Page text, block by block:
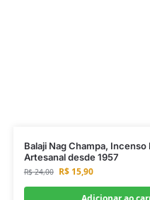
Balaji Nag Champa, Incenso
Artesanal desde 1957
R$24,00 R$15,90